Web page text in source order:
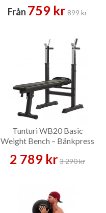
Från 759 kr899 kr
Tunturi WB20 Basic
Weight Bench – Bänkpress
2 789 kr3 290 kr